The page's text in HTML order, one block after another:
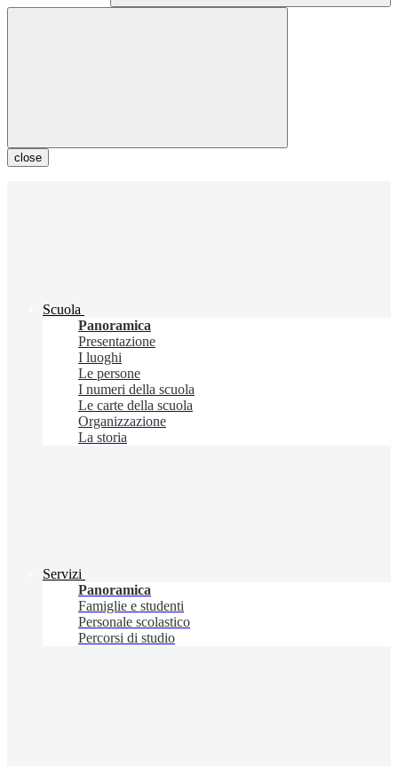
close
Scuola
Panoramica
Presentazione
I luoghi
Le persone
I numeri della scuola
Le carte della scuola
Organizzazione
La storia
Servizi
Panoramica
Famiglie e studenti
Personale scolastico
Percorsi di studio